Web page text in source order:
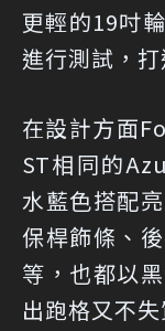
更輕的19吋
進行測試，
在設計方面
ST相同的
水藍色搭配
保桿飾條、
等，也都以
出跑格又不